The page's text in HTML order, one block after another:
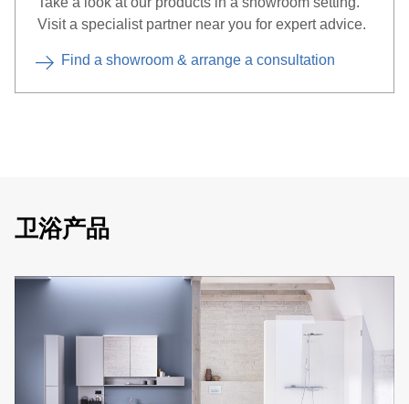
Visit a specialist partner near you for expert advice.
Find a showroom & arrange a consultation
卫浴产品